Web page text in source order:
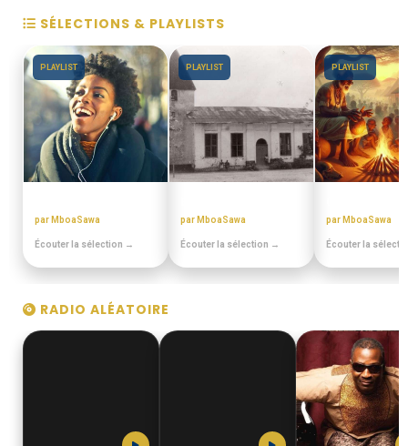
SÉLECTIONS & PLAYLISTS
PLAYLIST
par MboaSawa
Écouter la sélection →
PLAYLIST
par MboaSawa
Écouter la sélection →
PLAYLIST
par MboaSawa
Écouter la
RADIO ALÉATOIRE